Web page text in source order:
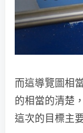
而這導覽圖相
的相當的清楚
這次的目標主